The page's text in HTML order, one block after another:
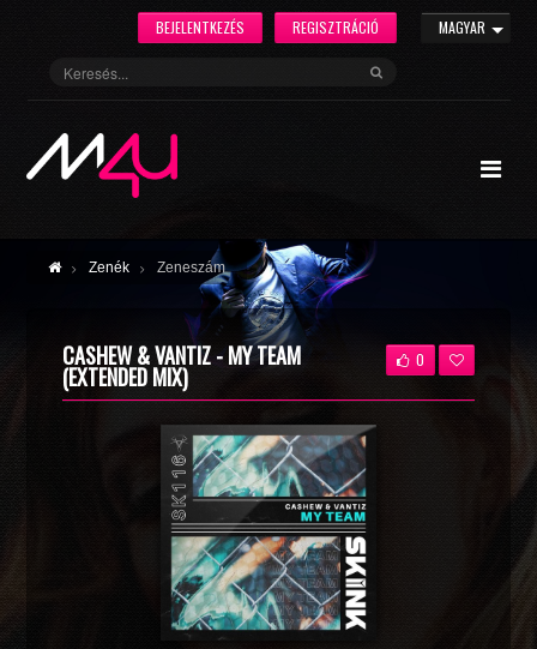
MAGYAR
REGISZTRÁCIÓ
BEJELENTKEZÉS
Zenék Zeneszám
CASHEW & VANTIZ - MY TEAM
(EXTENDED MIX)
0